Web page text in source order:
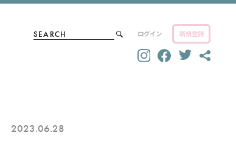
ログイン 新規登録
2023.06.28